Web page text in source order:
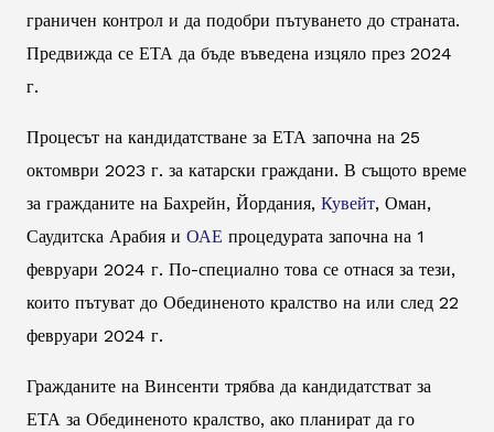
граничен контрол и да подобри пътуването до страната.
Предвижда се ЕТА да бъде въведена изцяло през 2024
г.
Процесът на кандидатстване за ЕТА започна на 25
октомври 2023 г. за катарски граждани. В същото време
за гражданите на Бахрейн, Йордания, Кувейт, Оман,
Саудитска Арабия и ОАЕ процедурата започна на 1
февруари 2024 г. По-специално това се отнася за тези,
които пътуват до Обединеното кралство на или след 22
февруари 2024 г.
Гражданите на Винсенти трябва да кандидатстват за
ЕТА за Обединеното кралство, ако планират да го